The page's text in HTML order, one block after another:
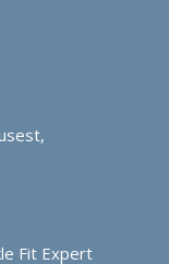
Fit Expert